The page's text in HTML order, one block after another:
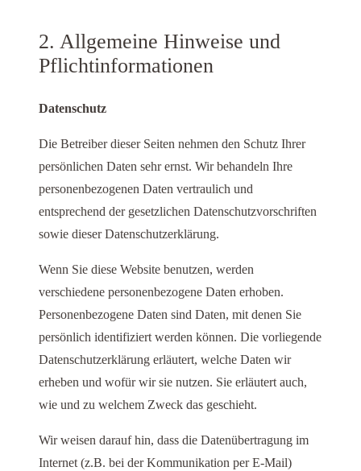
2. Allgemeine Hinweise und
Pflichtinformationen
Datenschutz
Die Betreiber dieser Seiten nehmen den Schutz Ihrer
persönlichen Daten sehr ernst. Wir behandeln Ihre
personenbezogenen Daten vertraulich und
entsprechend der gesetzlichen Datenschutzvorschriften
sowie dieser Datenschutzerklärung.
Wenn Sie diese Website benutzen, werden
verschiedene personenbezogene Daten erhoben.
Personenbezogene Daten sind Daten, mit denen Sie
persönlich identifiziert werden können. Die vorliegende
Datenschutzerklärung erläutert, welche Daten wir
erheben und wofür wir sie nutzen. Sie erläutert auch,
wie und zu welchem Zweck das geschieht.
Wir weisen darauf hin, dass die Datenübertragung im
Internet (z.B. bei der Kommunikation per E-Mail)